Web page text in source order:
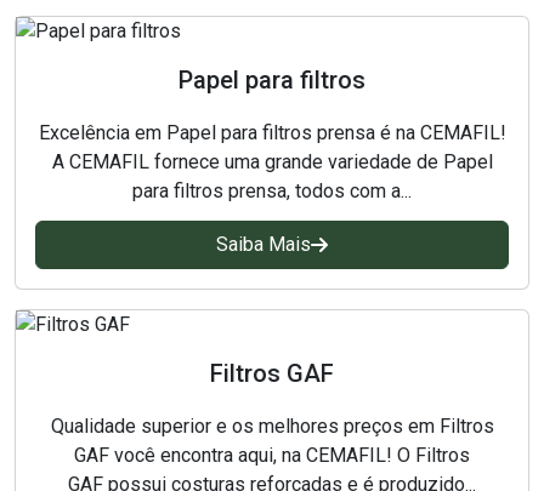
Tecidos técnicos filtrante
Tela para filtro prensaPapel para filtros
Excelência em Papel para filtros prensa é na CEMAFIL!
A CEMAFIL fornece uma grande variedade de Papel
para filtros prensa, todos com a...
Saiba Mais
Filtros GAF
Qualidade superior e os melhores preços em Filtros
GAF você encontra aqui, na CEMAFIL! O Filtros
GAF possui costuras reforçadas e é produzido...